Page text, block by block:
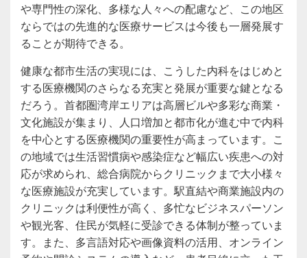
や専門性の深化、多様な人々への配慮など、この地区
ならではの先進的な医療サービスは今後も一層発展す
ることが期待できる。
健康な都市生活の実現には、こうした内科をはじめと
する医療機関のさらなる充実と発展が重要な鍵となる
だろう。首都圏湾岸エリアは高層ビルや多彩な商業・
文化施設が集まり、人口増加と都市化が進む中で内科
を中心とする医療機関の重要性が高まっています。こ
の地域では生活習慣病や感染症など幅広い疾患への対
応が求められ、総合病院からクリニックまで大小様々
な医療施設が充実しています。駅直結や商業施設内の
クリニックは利便性が高く、多忙なビジネスパーソン
や観光客、住民が気軽に受診できる体制が整っていま
す。また、多言語対応や画像資料の活用、オンライン